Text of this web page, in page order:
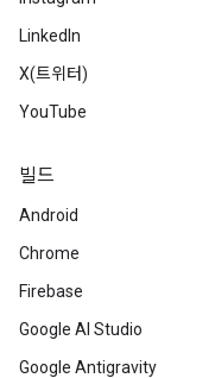
LinkedIn
X(트위터)
YouTube
빌드
Android
Chrome
Firebase
Google AI Studio
Google Antigravity